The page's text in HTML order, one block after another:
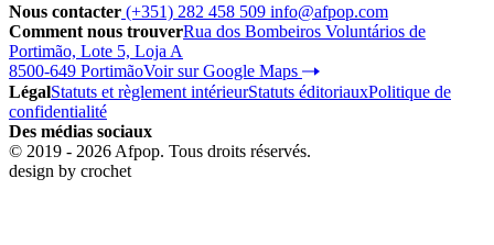
Nous contacter (+351) 282 458 509 info@afpop.com
Comment nous trouverRua dos Bombeiros Voluntários de
Portimão, Lote 5, Loja A
8500-649 PortimãoVoir sur Google Maps
LégalStatuts et règlement intérieurStatuts éditoriauxPolitique de
confidentialité
Des médias sociaux
© 2019 - 2026 Afpop. Tous droits réservés.
design by crochet